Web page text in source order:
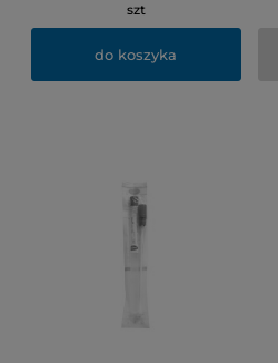
szt
do koszyka